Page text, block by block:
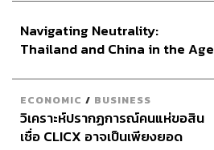
Navigating Neutrality:
Thailand and China in the Age
ECONOMIC / BUSINESS
วิเคราะห์ปรากฏการณ์คนแห่ขอสิน
เชื่อ CLICX อาจเป็นเพียงยอด